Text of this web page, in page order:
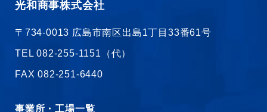
光和商事株式会社
〒734‐0013 広島市南区出島1丁目33番61号
TEL 082-255-1151（代）
FAX 082-251-6440
事業所・工場一覧